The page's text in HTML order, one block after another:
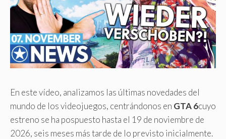
En este vídeo, analizamos las últimas novedades del
mundo de los videojuegos, centrándonos en GTA 6cuyo
estreno se ha pospuesto hasta el 19 de noviembre de
2026, seis meses más tarde de lo previsto inicialmente.